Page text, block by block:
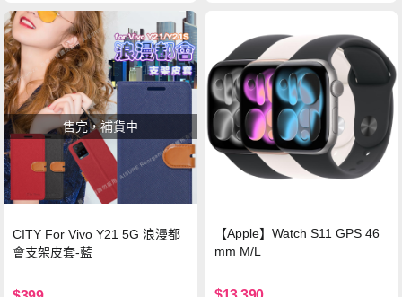
售完，補貨中
CITY For Vivo Y21 5G 浪漫都
會支架皮套-藍
【Apple】Watch S11 GPS 46
mm M/L